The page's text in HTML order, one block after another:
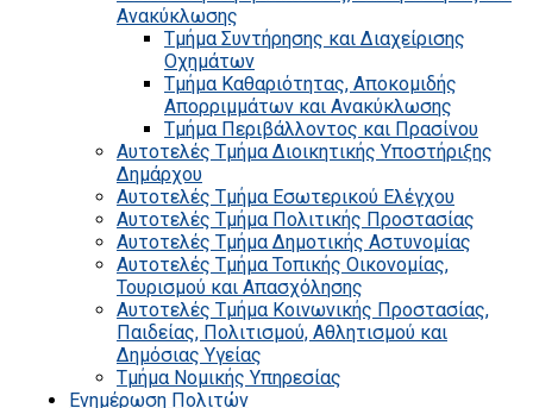
Ανακύκλωσης
Τμήμα Συντήρησης και Διαχείρισης
Οχημάτων
Τμήμα Καθαριότητας, Αποκομιδής
Απορριμμάτων και Ανακύκλωσης
Τμήμα Περιβάλλοντος και Πρασίνου
Αυτοτελές Τμήμα Διοικητικής Υποστήριξης
Δημάρχου
Αυτοτελές Τμήμα Εσωτερικού Ελέγχου
Αυτοτελές Τμήμα Πολιτικής Προστασίας
Αυτοτελές Τμήμα Δημοτικής Αστυνομίας
Αυτοτελές Τμήμα Τοπικής Οικονομίας,
Τουρισμού και Απασχόλησης
Αυτοτελές Τμήμα Κοινωνικής Προστασίας,
Παιδείας, Πολιτισμού, Αθλητισμού και
Δημόσιας Υγείας
Τμήμα Νομικής Υπηρεσίας
Ενημέρωση Πολιτών